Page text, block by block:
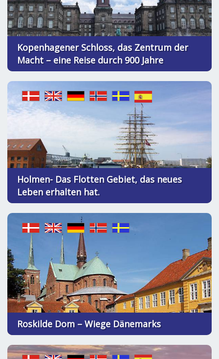
Kopenhagener Schloss, das Zentrum der
Macht – eine Reise durch 900 Jahre
Holmen- Das Flotten Gebiet, das neues
Leben erhalten hat.
Roskilde Dom – Wiege Dänemarks